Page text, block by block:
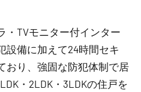
・TVモニター付インター
設備に加えて24時間セキ
おり、強固な防犯体制で居
・2LDK・3LDKの住戸を